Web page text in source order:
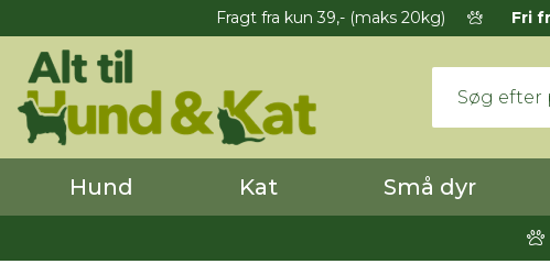
Fragt fra kun 39,- (maks 20kg) Fri
Hund Kat Små dyr